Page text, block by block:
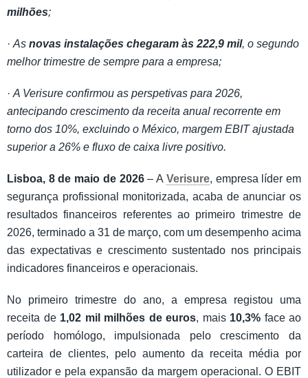
milhões;
· As novas instalações chegaram às 222,9 mil, o segundo
melhor trimestre de sempre para a empresa;
· A Verisure confirmou as perspetivas para 2026,
antecipando crescimento da receita anual recorrente em
torno dos 10%, excluindo o México, margem EBIT ajustada
superior a 26% e fluxo de caixa livre positivo.
Lisboa, 8 de maio de 2026– A Verisure, empresa líder em
segurança profissional monitorizada, acaba de anunciar os
resultados financeiros referentes ao primeiro trimestre de
2026, terminado a 31 de março, com um desempenho acima
das expectativas e crescimento sustentado nos principais
indicadores financeiros e operacionais.
No primeiro trimestre do ano, a empresa registou uma
receita de 1,02 mil milhões de euros, mais 10,3% face ao
período homólogo, impulsionada pelo crescimento da
carteira de clientes, pelo aumento da receita média por
utilizador e pela expansão da margem operacional. O EBIT